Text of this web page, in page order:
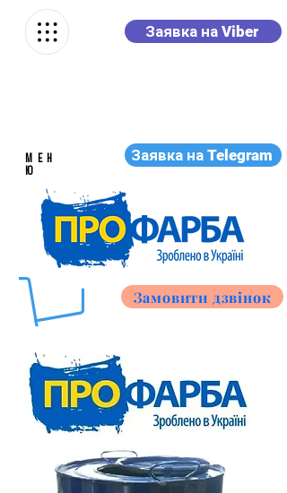
Заявка на Viber
Заявка на Telegram
МЕН
Ю
Замовити дзвінок